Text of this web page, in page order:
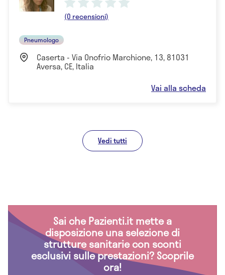
(0 recensioni)
Pneumologo
Caserta - Via Onofrio Marchione, 13, 81031
Aversa, CE, Italia
Vai alla scheda
Vedi tutti
Sai che Pazienti.it mette a
disposizione una selezione di
strutture sanitarie con sconti
esclusivi sulle prestazioni? Scoprile
ora!